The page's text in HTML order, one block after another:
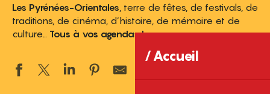
Accueil
Les Pyrénées-Orientales , terre de fêtes, de festivals, de
traditions, de cinéma, d’histoire, de mémoire et de
culture… Tous à vos agendas !